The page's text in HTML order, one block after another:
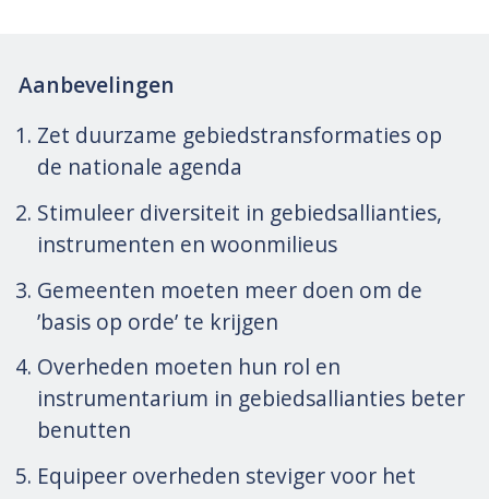
Aanbevelingen
Zet duurzame gebiedstransformaties op
de nationale agenda
Stimuleer diversiteit in gebiedsallianties,
instrumenten en woonmilieus
Gemeenten moeten meer doen om de
’basis op orde’ te krijgen
Overheden moeten hun rol en
instrumentarium in gebiedsallianties beter
benutten
Equipeer overheden steviger voor het